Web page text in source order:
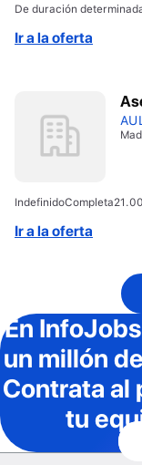
De duración
Ir a la oferta
IndefinidoCompleta
Ir a la oferta
En InfoJobs
un millón
Contrata al
tu